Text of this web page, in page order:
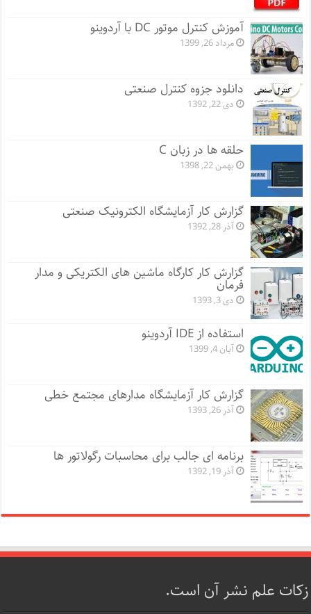
آموزش کنترل موتور DC با آردوینو
مرداد 26, 1399
دانلود جزوه کنترل صنعتی
دی 22, 1392
حلقه ها در زبان C
بهمن 22, 1398
گزارش کار آزمایشگاه الکترونیک صنعتی
آذر 28, 1392
گزارش کار کارگاه ماشین های الکتریکی و مدار
فرمان
دی 3, 1393
استفاده از IDE آردوینو
آبان 4, 1399
گزارش کار آزمایشگاه مدارهای مجتمع خطی
آذر 26, 1393
برنامه ای جالب برای محاسبات رگولاتور ها
آذر 19, 1392
زکات علم نشر آن است.